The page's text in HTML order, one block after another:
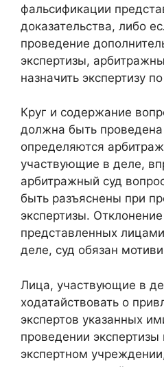
фальсификации
доказательства, либо
проведение
экспертизы,
назначить экспертизу
Круг и содержание
должна быть проведена
определяются
участвующие в деле,
арбитражный суд
быть разъяснены при
экспертизы.
представленных
деле, суд обязан
Лица, участвующие в
ходатайствовать о
экспертов указанных
проведении экспертизы
экспертном